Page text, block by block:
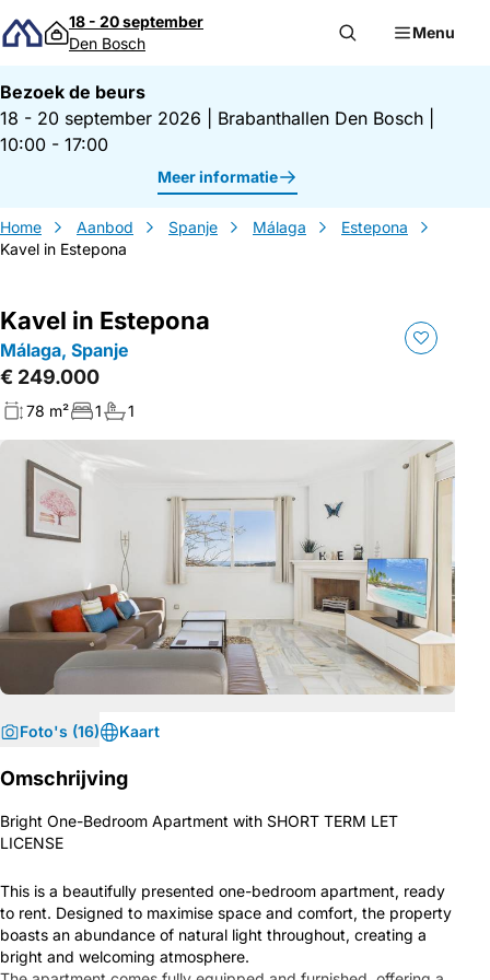
Direct naar inhoud
18 - 20 september
Den Bosch
Menu
Bezoek de beurs
18 - 20 september 2026
Brabanthallen Den Bosch
10:00 - 17:00
Meer informatie
Home Aanbod Spanje Málaga
Estepona
Kavel in Estepona
Kavel in Estepona
Málaga, Spanje
€ 249.000
78 m² 1 1
Foto's (16) Kaart
Omschrijving
Bright One-Bedroom Apartment with SHORT TERM LET
LICENSE
This is a beautifully presented one-bedroom apartment, ready
to rent. Designed to maximise space and comfort, the property
boasts an abundance of natural light throughout, creating a
bright and welcoming atmosphere.